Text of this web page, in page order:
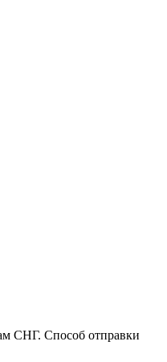
СНГ. Способ отправки